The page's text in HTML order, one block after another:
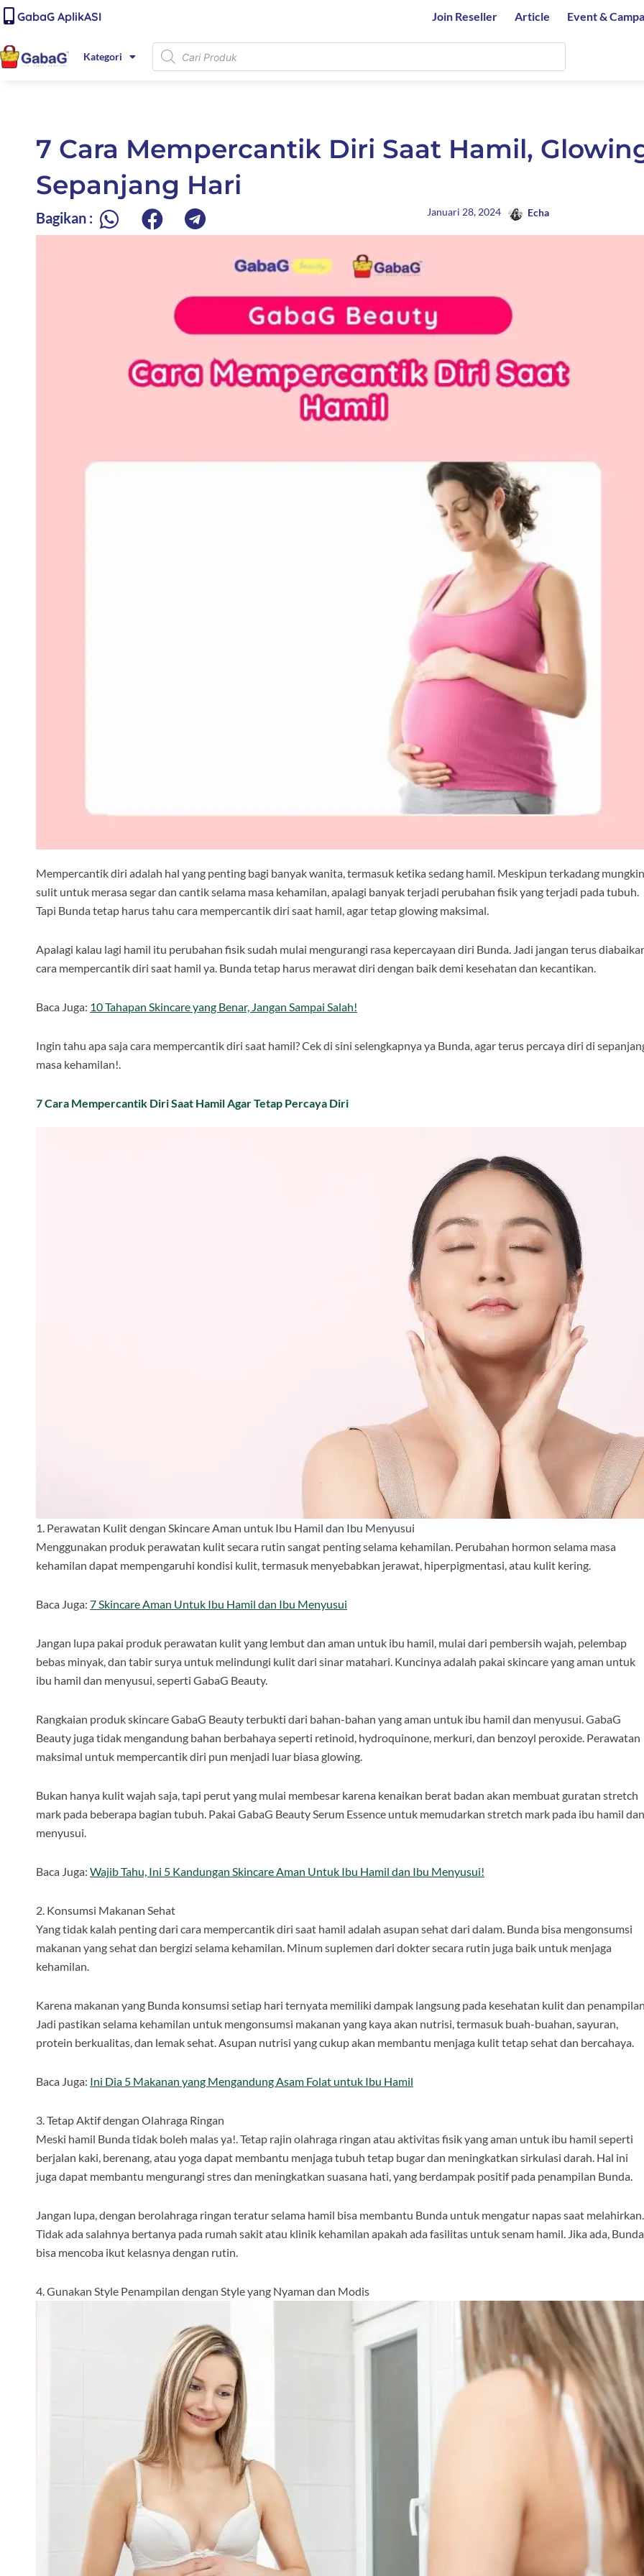
content
Lewati
ke
konten
GabaG AplikASI Join Reseller Article Event &
Kategori
Products
search
7 Cara Mempercantik Diri Saat Hamil,
Sepanjang Hari
Bagikan : Januari 28, 2024 Echa
Mempercantik diri adalah hal yang penting bagi banyak wanita, termasuk ketika sedang hamil. Meskipun terkadang mungkin
sulit untuk merasa segar dan cantik selama masa kehamilan, apalagi banyak terjadi perubahan fisik yang terjadi pada tubuh.
Tapi Bunda tetap harus tahu cara mempercantik diri saat hamil, agar tetap glowing maksimal.
Apalagi kalau lagi hamil itu perubahan fisik sudah mulai mengurangi rasa kepercayaan diri Bunda. Jadi jangan terus
cara mempercantik diri saat hamil ya. Bunda tetap harus merawat diri dengan baik demi kesehatan dan kecantikan.
Baca Juga: 10 Tahapan Skincare yang Benar, Jangan Sampai Salah!
Ingin tahu apa saja cara mempercantik diri saat hamil? Cek di sini selengkapnya ya Bunda, agar terus percaya diri di
masa kehamilan!.
7 Cara Mempercantik Diri Saat Hamil Agar Tetap Percaya Diri
1. Perawatan Kulit dengan Skincare Aman untuk Ibu Hamil dan Ibu Menyusui
Menggunakan produk perawatan kulit secara rutin sangat penting selama kehamilan. Perubahan hormon selama masa
kehamilan dapat mempengaruhi kondisi kulit, termasuk menyebabkan jerawat, hiperpigmentasi, atau kulit kering.
Baca Juga: 7 Skincare Aman Untuk Ibu Hamil dan Ibu Menyusui
Jangan lupa pakai produk perawatan kulit yang lembut dan aman untuk ibu hamil, mulai dari pembersih wajah, pelembap
bebas minyak, dan tabir surya untuk melindungi kulit dari sinar matahari. Kuncinya adalah pakai skincare yang aman untuk
ibu hamil dan menyusui, seperti GabaG Beauty.
Rangkaian produk skincare GabaG Beauty terbukti dari bahan-bahan yang aman untuk ibu hamil dan menyusui. GabaG
Beauty juga tidak mengandung bahan berbahaya seperti retinoid, hydroquinone, merkuri, dan benzoyl peroxide. Perawatan
maksimal untuk mempercantik diri pun menjadi luar biasa glowing.
Bukan hanya kulit wajah saja, tapi perut yang mulai membesar karena kenaikan berat badan akan membuat guratan stretch
mark pada beberapa bagian tubuh. Pakai GabaG Beauty Serum Essence untuk memudarkan stretch mark pada ibu hamil dan
menyusui.
Baca Juga: Wajib Tahu, Ini 5 Kandungan Skincare Aman Untuk Ibu Hamil dan Ibu Menyusui!
2. Konsumsi Makanan Sehat
Yang tidak kalah penting dari cara mempercantik diri saat hamil adalah asupan sehat dari dalam. Bunda bisa mengonsumsi
makanan yang sehat dan bergizi selama kehamilan. Minum suplemen dari dokter secara rutin juga baik untuk menjaga
kehamilan.
Karena makanan yang Bunda konsumsi setiap hari ternyata memiliki dampak langsung pada kesehatan kulit dan
Jadi pastikan selama kehamilan untuk mengonsumsi makanan yang kaya akan nutrisi, termasuk buah-buahan, sayuran,
protein berkualitas, dan lemak sehat. Asupan nutrisi yang cukup akan membantu menjaga kulit tetap sehat dan bercahaya.
Baca Juga: Ini Dia 5 Makanan yang Mengandung Asam Folat untuk Ibu Hamil
3. Tetap Aktif dengan Olahraga Ringan
Meski hamil Bunda tidak boleh malas ya!. Tetap rajin olahraga ringan atau aktivitas fisik yang aman untuk ibu hamil seperti
berjalan kaki, berenang, atau yoga dapat membantu menjaga tubuh tetap bugar dan meningkatkan sirkulasi darah. Hal ini
juga dapat membantu mengurangi stres dan meningkatkan suasana hati, yang berdampak positif pada penampilan Bunda.
Jangan lupa, dengan berolahraga ringan teratur selama hamil bisa membantu Bunda untuk mengatur napas saat melahirkan.
Tidak ada salahnya bertanya pada rumah sakit atau klinik kehamilan apakah ada fasilitas untuk senam hamil. Jika ada, Bunda
bisa mencoba ikut kelasnya dengan rutin.
4. Gunakan Style Penampilan dengan Style yang Nyaman dan Modis